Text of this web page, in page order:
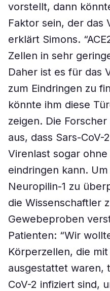
vorstellt, dann
Faktor sein, der das
erklärt Simons.
Zellen in sehr
Daher ist es für das
zum Eindringen zu
könnte ihm diese
zeigen. Die
aus, dass Sars-
Virenlast sogar ohne
eindringen kann.
Neuropilin-1 zu
die Wissenschaftler
Gewebeproben
Patienten: “Wir
Körperzellen, die
ausgestattet waren,
CoV-2 infiziert sind,